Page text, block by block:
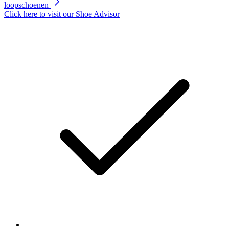
loopschoenen
Click here to visit our Shoe Advisor